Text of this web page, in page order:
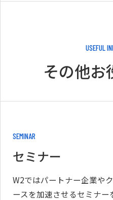
USEFUL
その他お
SEMINAR
セミナー
W2ではパートナー企業や
ースを加速させるセミナー